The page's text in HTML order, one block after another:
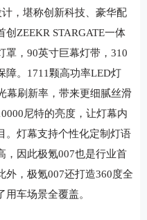
，堪称创新科技、豪华配
创ZEEKR STARGATE一体
罩，90英寸巨幕灯带，310
障。1711颗高功率LED灯
幕刷新率，带来更细腻丝滑
尼特的亮度，让灯幕内
。灯幕支持个性化定制灯语
，因此极氪007也是行业首
外，极氪007还打造360度全
车场景全覆盖。